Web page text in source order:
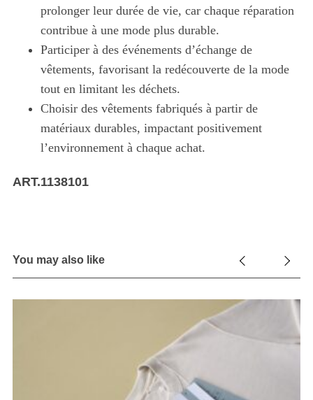
prolonger leur durée de vie, car chaque réparation
contribue à une mode plus durable.
Participer à des événements d’échange de
vêtements, favorisant la redécouverte de la mode
tout en limitant les déchets.
Choisir des vêtements fabriqués à partir de
matériaux durables, impactant positivement
l’environnement à chaque achat.
ART.1138101
You may also like